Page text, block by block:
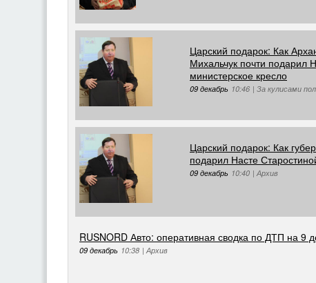
Царский подарок: Как
Михальчук почти подарил
министерское кресло
09 декабрь 10:46 | За кулисами
Царский подарок: Как
подарил Насте
09 декабрь 10:40 |Архив
RUSNORD Авто: оперативная сводка по ДТП на 9
09 декабрь 10:38 |Архив